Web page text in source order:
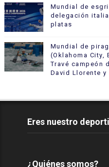
Mundial de
delegación
platas
Mundial de
(Oklahoma City,
Travé campeón
David Llorente y
Eres nuestro
¿Quiénes somos?